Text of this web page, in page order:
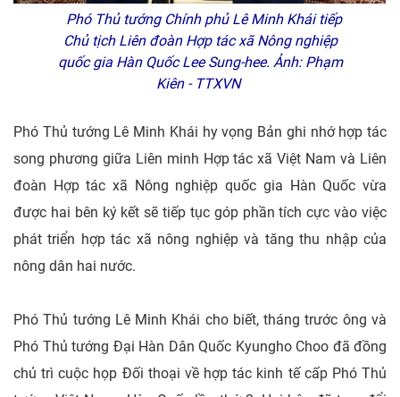
Phó Thủ tướng Chính phủ Lê Minh Khái tiếp
Chủ tịch Liên đoàn Hợp tác xã Nông nghiệp
quốc gia Hàn Quốc Lee Sung-hee. Ảnh: Phạm
Kiên - TTXVN
Phó Thủ tướng Lê Minh Khái hy vọng Bản ghi nhớ hợp tác
song phương giữa Liên minh Hợp tác xã Việt Nam và Liên
đoàn Hợp tác xã Nông nghiệp quốc gia Hàn Quốc vừa
được hai bên ký kết sẽ tiếp tục góp phần tích cực vào việc
phát triển hợp tác xã nông nghiệp và tăng thu nhập của
nông dân hai nước.
Phó Thủ tướng Lê Minh Khái cho biết, tháng trước ông và
Phó Thủ tướng Đại Hàn Dân Quốc Kyungho Choo đã đồng
chủ trì cuộc họp Đối thoại về hợp tác kinh tế cấp Phó Thủ